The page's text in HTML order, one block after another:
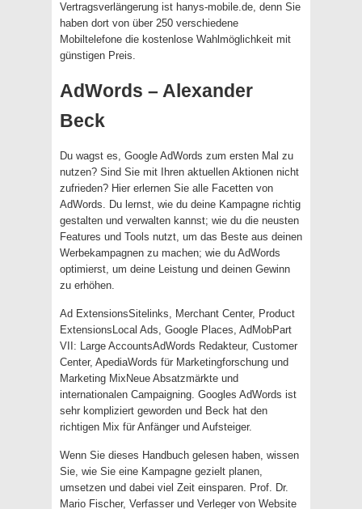
Vertragsverlängerung ist hanys-mobile.de, denn Sie
haben dort von über 250 verschiedene
Mobiltelefone die kostenlose Wahlmöglichkeit mit
günstigen Preis.
AdWords – Alexander
Beck
Du wagst es, Google AdWords zum ersten Mal zu
nutzen? Sind Sie mit Ihren aktuellen Aktionen nicht
zufrieden? Hier erlernen Sie alle Facetten von
AdWords. Du lernst, wie du deine Kampagne richtig
gestalten und verwalten kannst; wie du die neusten
Features und Tools nutzt, um das Beste aus deinen
Werbekampagnen zu machen; wie du AdWords
optimierst, um deine Leistung und deinen Gewinn
zu erhöhen.
Ad ExtensionsSitelinks, Merchant Center, Product
ExtensionsLocal Ads, Google Places, AdMobPart
VII: Large AccountsAdWords Redakteur, Customer
Center, ApediaWords für Marketingforschung und
Marketing MixNeue Absatzmärkte und
internationalen Campaigning. Googles AdWords ist
sehr kompliziert geworden und Beck hat den
richtigen Mix für Anfänger und Aufsteiger.
Wenn Sie dieses Handbuch gelesen haben, wissen
Sie, wie Sie eine Kampagne gezielt planen,
umsetzen und dabei viel Zeit einsparen. Prof. Dr.
Mario Fischer, Verfasser und Verleger von Website